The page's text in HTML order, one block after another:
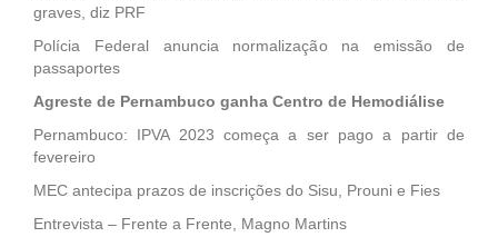
graves, diz PRF
Polícia Federal anuncia normalização na emissão de
passaportes
Agreste de Pernambuco ganha Centro de Hemodiálise
Pernambuco: IPVA 2023 começa a ser pago a partir de
fevereiro
MEC antecipa prazos de inscrições do Sisu, Prouni e Fies
Entrevista – Frente a Frente, Magno Martins